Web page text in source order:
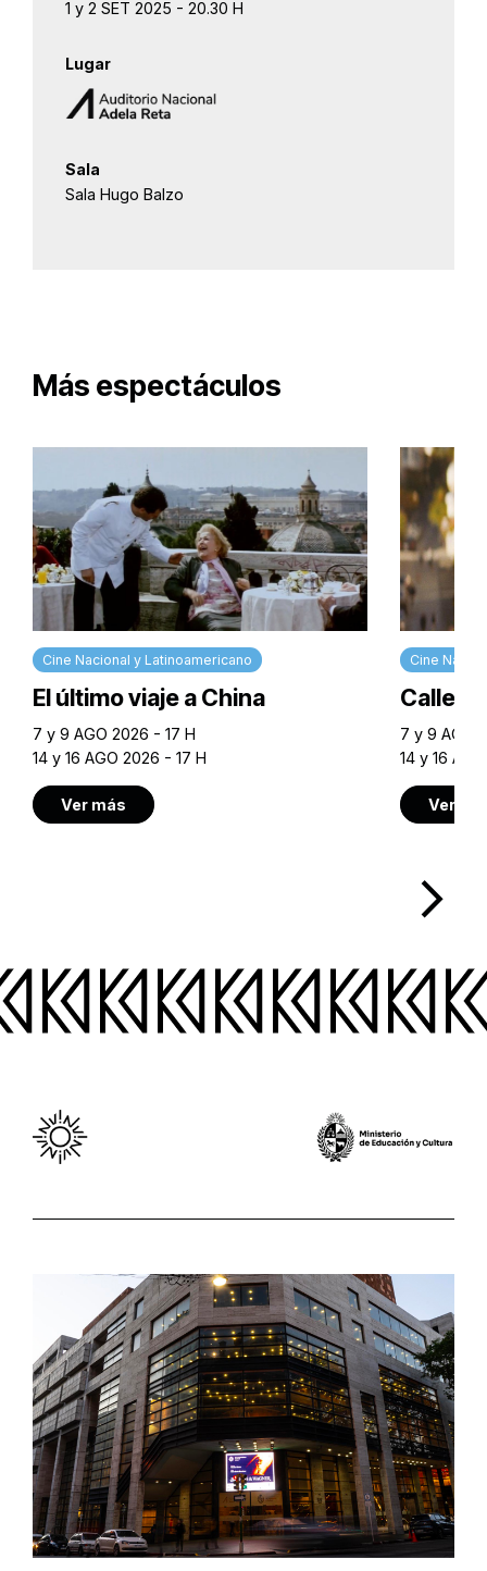
1 y 2 SET 2025 - 20.30 H
Lugar
Sala
Sala Hugo Balzo
Más espectáculos
Cine Nacional y Latinoamericano
El último viaje a China
7 y 9 AGO 2026 - 17 H
14 y 16 AGO 2026 - 17 H
Ver más
Cine
Calle
7 y 9 AGO
14 y 16
Ver
arrow_forward_ios